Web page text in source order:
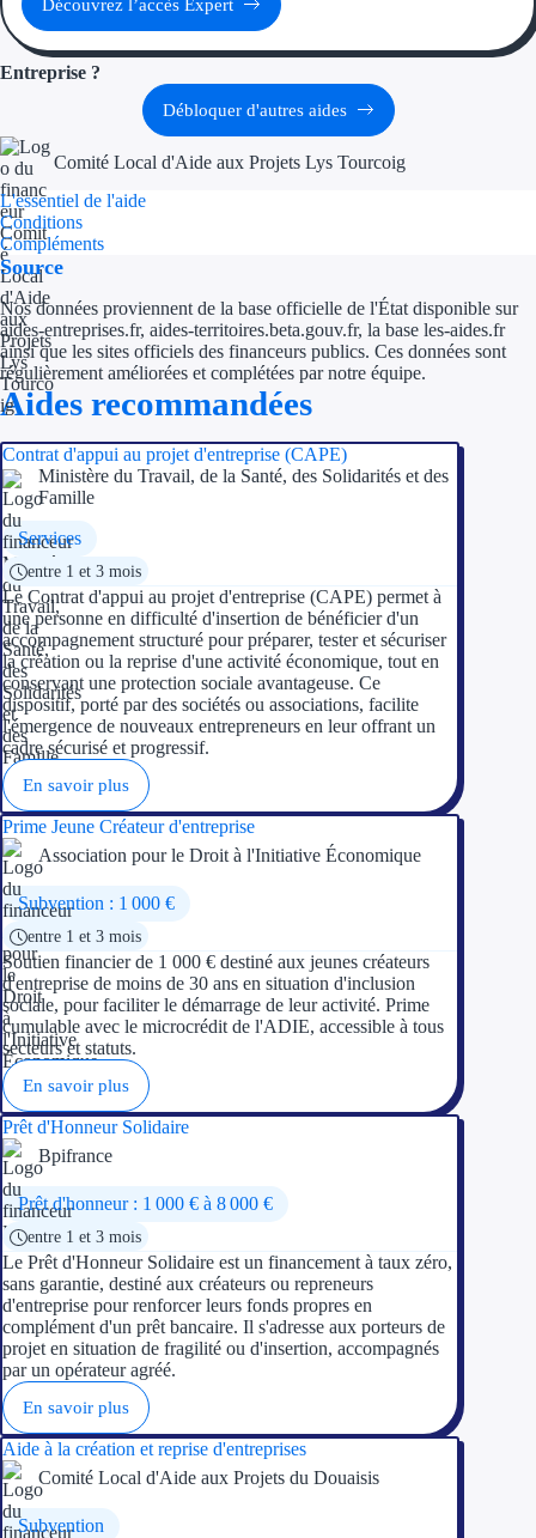
Aides Région
Aides Région
Aides Région
Aides Région
Aides Nationales
Aides Européennes
Recherche autonome
Ressources
FAQ
Blog
Nos partenaires
Découvrez l’accès Expert
Entreprise ?
Débloquer d'autres aides
Comité Local d'Aide aux Projets Lys Tourcoig
L'essentiel de l'aide
Conditions
Compléments
Source
Nos données proviennent de la base officielle de l'État disponible sur
aides-entreprises.fr, aides-territoires.beta.gouv.fr, la base les-aides.fr
ainsi que les sites officiels des financeurs publics. Ces données sont
régulièrement améliorées et complétées par notre équipe.
Aides recommandées
Contrat d'appui au projet d'entreprise (CAPE)
Ministère du Travail, de la Santé, des Solidarités et des
Famille
Services
entre 1 et 3 mois
Le Contrat d'appui au projet d'entreprise (CAPE) permet à
une personne en difficulté d'insertion de bénéficier d'un
accompagnement structuré pour préparer, tester et sécuriser
la création ou la reprise d'une activité économique, tout en
conservant une protection sociale avantageuse. Ce
dispositif, porté par des sociétés ou associations, facilite
l'émergence de nouveaux entrepreneurs en leur offrant un
cadre sécurisé et progressif.
En savoir plus
Prime Jeune Créateur d'entreprise
Association pour le Droit à l'Initiative Économique
Subvention : 1 000 €
entre 1 et 3 mois
Soutien financier de 1 000 € destiné aux jeunes créateurs
d'entreprise de moins de 30 ans en situation d'inclusion
sociale, pour faciliter le démarrage de leur activité. Prime
cumulable avec le microcrédit de l'ADIE, accessible à tous
secteurs et statuts.
En savoir plus
Prêt d'Honneur Solidaire
Bpifrance
Prêt d'honneur : 1 000 € à 8 000 €
entre 1 et 3 mois
Le Prêt d'Honneur Solidaire est un financement à taux zéro,
sans garantie, destiné aux créateurs ou repreneurs
d'entreprise pour renforcer leurs fonds propres en
complément d'un prêt bancaire. Il s'adresse aux porteurs de
projet en situation de fragilité ou d'insertion, accompagnés
par un opérateur agréé.
En savoir plus
Aide à la création et reprise d'entreprises
Comité Local d'Aide aux Projets du Douaisis
Subvention